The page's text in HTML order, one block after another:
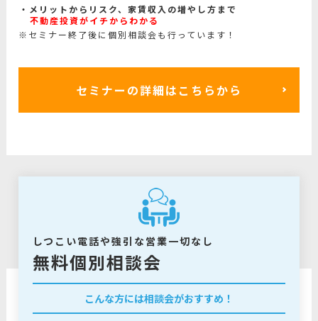
メリットからリスク、家賃収入の増やし方まで
不動産投資がイチからわかる
※セミナー終了後に個別相談会も行っています！
セミナーの詳細はこちらから
しつこい電話や強引な営業一切なし
無料個別相談会
こんな方には相談会がおすすめ！